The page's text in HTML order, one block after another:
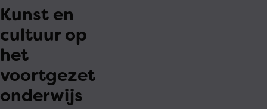
Kunst en
cultuur op
het
voortgezet
onderwijs